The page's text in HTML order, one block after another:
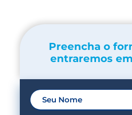
Preencha o
entraremos